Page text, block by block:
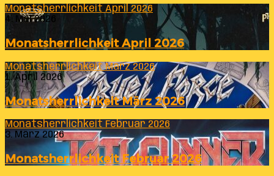
Monatsherrlichkeit April 2026
4. Mai 2026
Monatsherrlichkeit April 2026
Monatsherrlichkeit März 2026
1. April 2026
Monatsherrlichkeit März 2026
Monatsherrlichkeit Februar 2026
3. März 2026
Monatsherrlichkeit Februar 2026